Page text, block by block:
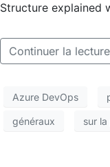
Structure explained
Continuer la lecture
Azure DevOps
généraux sur